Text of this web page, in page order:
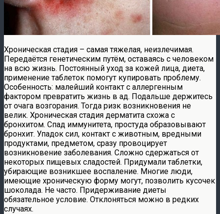
Хроническая стадия – самая тяжелая, неизлечимая.
Передаётся генетическим путём, оставаясь с человеком
на всю жизнь. Постоянный уход за кожей лица, диета,
применение таблеток помогут купировать проблему.
Особенность: малейший контакт с аллергенным
фактором превратить жизнь в ад. Подальше держитесь
от очага возгорания. Тогда ризк возникновения не
велик. Хроническая стадия дерматита схожа с
бронхитом. Спад иммунитета, простуда образовывают
бронхит. Упадок сил, контакт с животным, вредными
продуктами, предметом, сразу провоцирует
возникновение заболевания. Сложно сдержаться от
некоторых пищевых сладостей. Придумали таблетки,
убирающие возникшее воспаление. Многие люди,
имеющие хроническую форму могут, позволить кусочек
шоколада. Не часто. Придерживание диеты
обязательное условие. Отклоняться можно в редких
случаях.